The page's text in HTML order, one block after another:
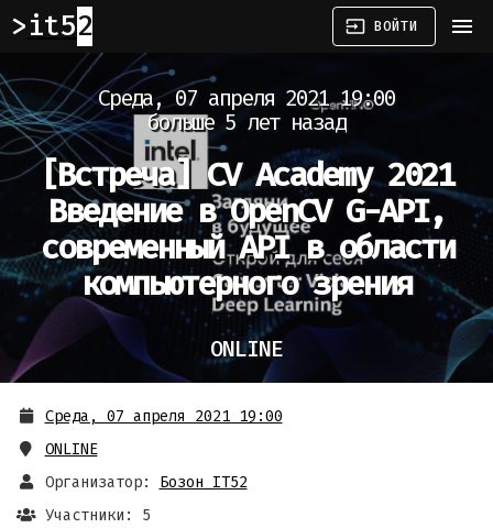
it52 input ВОЙТИ menu
Среда, 07 апреля 2021 19:00
больше 5 лет назад
[Встреча]
CV Academy 2021
Введение в OpenCV G-API,
современный API в области
компьютерного зрения
ONLINE
Среда, 07 апреля 2021 19:00
ONLINE
Организатор:
Бозон IT52
Участники: 5